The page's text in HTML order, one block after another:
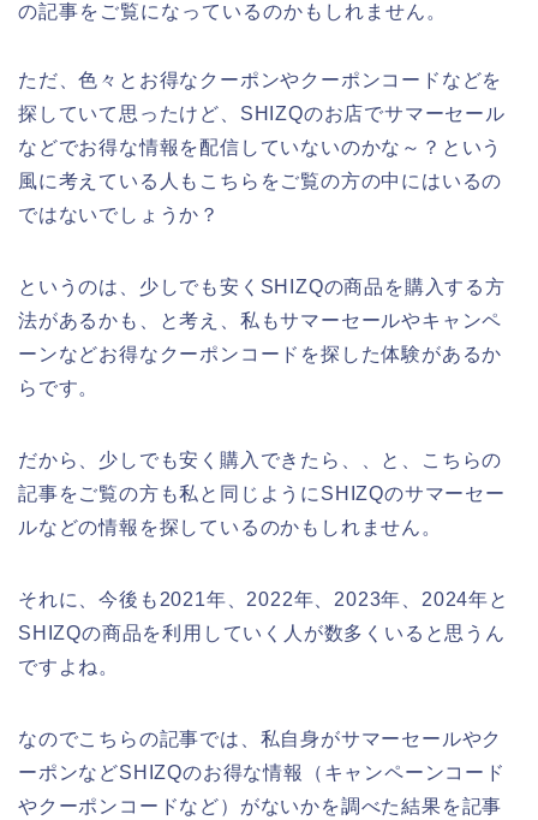
の記事をご覧になっているのかもしれません。
ただ、色々とお得なクーポンやクーポンコードなどを
探していて思ったけど、SHIZQのお店でサマーセール
などでお得な情報を配信していないのかな～？という
風に考えている人もこちらをご覧の方の中にはいるの
ではないでしょうか？
というのは、少しでも安くSHIZQの商品を購入する方
法があるかも、と考え、私もサマーセールやキャンペ
ーンなどお得なクーポンコードを探した体験があるか
らです。
だから、少しでも安く購入できたら、、と、こちらの
記事をご覧の方も私と同じようにSHIZQのサマーセー
ルなどの情報を探しているのかもしれません。
それに、今後も2021年、2022年、2023年、2024年と
SHIZQの商品を利用していく人が数多くいると思うん
ですよね。
なのでこちらの記事では、私自身がサマーセールやク
ーポンなどSHIZQのお得な情報（キャンペーンコード
やクーポンコードなど）がないかを調べた結果を記事